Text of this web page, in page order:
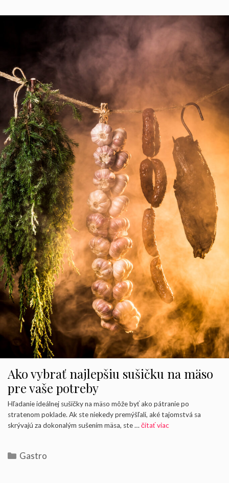
Ako vybrať najlepšiu sušičku na mäso
pre vaše potreby
Hľadanie ideálnej sušičky na mäso môže byť ako pátranie po
stratenom poklade. Ak ste niekedy premýšľali, aké tajomstvá sa
skrývajú za dokonalým sušením mäsa, ste … čítať viac
Kategórie
Gastro